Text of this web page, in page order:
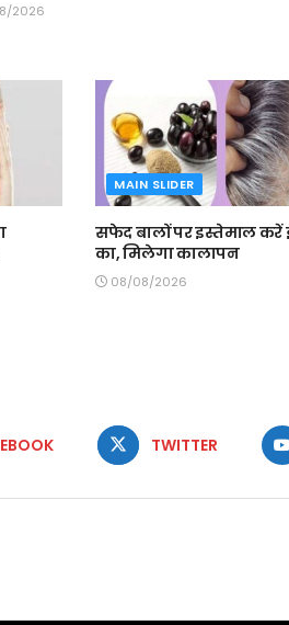
2026
MAIN SLIDER
सफेद बालों पर इस्तेमाल करें
का, मिलेगा कालापन
08/08/2026
TWITTER